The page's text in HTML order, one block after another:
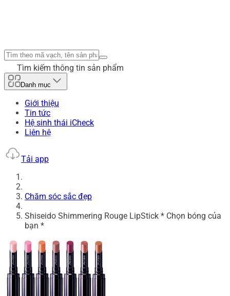
Tìm kiếm thông tin sản phẩm
Danh mục
Giới thiệu
Tin tức
Hệ sinh thái iCheck
Liên hệ
Tải app
Chăm sóc sắc đẹp
Shiseido Shimmering Rouge LipStick * Chọn bóng của
bạn *